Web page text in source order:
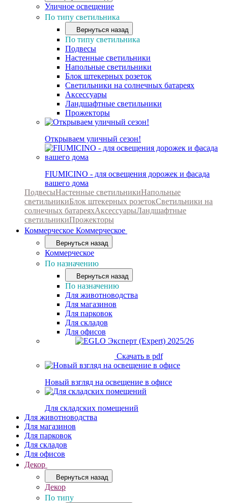
Уличное освещение
По типу светильника
Вернуться назад
По типу светильника
Подвесы
Настенные светильники
Напольные светильники
Блок штекерных розеток
Светильники на солнечных батареях
Аксессуары
Ландшафтные светильники
Прожекторы
Открываем уличный сезон!
FIUMICINO - для освещения дорожек и фасада
вашего дома
ПодвесыНастенные светильникиНапольные
светильникиБлок штекерных розетокСветильники на
солнечных батареяхАксессуарыЛандшафтные
светильникиПрожекторы
Коммерческое Коммерческое
Вернуться назад
Коммерческое
По назначению
Вернуться назад
По назначению
Для животноводства
Для магазинов
Для парковок
Для складов
Для офисов
Скачать в pdf
Новый взгляд на освещение в офисе
Для складских помещений
Для животноводства
Для магазинов
Для парковок
Для складов
Для офисов
Декор
Вернуться назад
Декор
По типу